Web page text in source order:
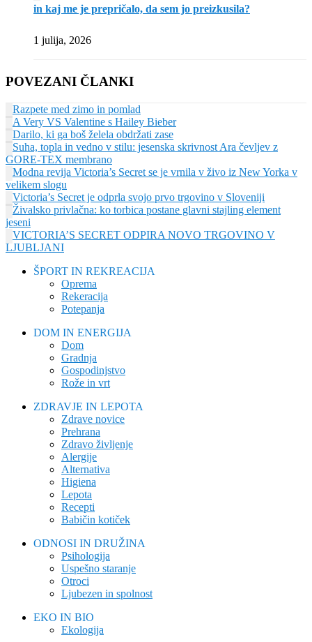
in kaj me je prepričalo, da sem jo preizkusila?
1 julija, 2026
POVEZANI ČLANKI
Razpete med zimo in pomlad
A Very VS Valentine s Hailey Bieber
Darilo, ki ga boš želela obdržati zase
Suha, topla in vedno v stilu: jesenska skrivnost Ara čevljev z
GORE-TEX membrano
Modna revija Victoria’s Secret se je vrnila v živo iz New Yorka v
velikem slogu
Victoria’s Secret je odprla svojo prvo trgovino v Sloveniji
Živalsko privlačna: ko torbica postane glavni stajling element
jeseni
VICTORIA’S SECRET ODPIRA NOVO TRGOVINO V
LJUBLJANI
ŠPORT IN REKREACIJA
Oprema
Rekeracija
Potepanja
DOM IN ENERGIJA
Dom
Gradnja
Gospodinjstvo
Rože in vrt
ZDRAVJE IN LEPOTA
Zdrave novice
Prehrana
Zdravo življenje
Alergije
Alternativa
Higiena
Lepota
Recepti
Babičin kotiček
ODNOSI IN DRUŽINA
Psihologija
Uspešno staranje
Otroci
Ljubezen in spolnost
EKO IN BIO
Ekologija